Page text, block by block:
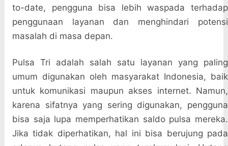
to-date, pengguna bisa lebih waspada terhadap
penggunaan layanan dan menghindari potensi
masalah di masa depan.
Pulsa Tri adalah salah satu layanan yang paling
umum digunakan oleh masyarakat Indonesia, baik
untuk komunikasi maupun akses internet. Namun,
karena sifatnya yang sering digunakan, pengguna
bisa saja lupa memperhatikan saldo pulsa mereka.
Jika tidak diperhatikan, hal ini bisa berujung pada